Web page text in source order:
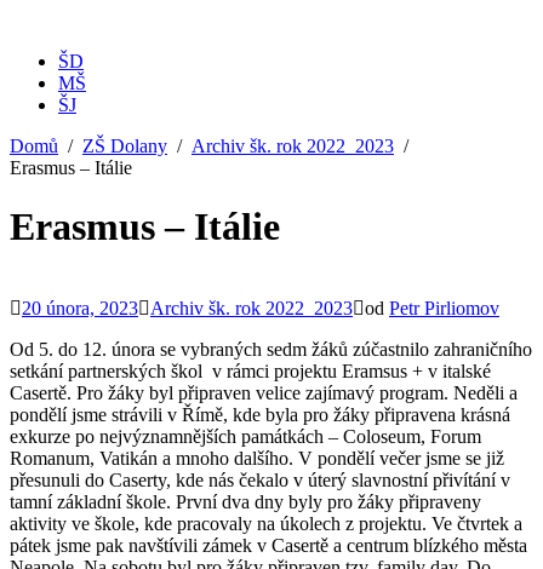
ŠD
MŠ
ŠJ
Domů
ZŠ Dolany
Archiv šk. rok 2022_2023
Erasmus – Itálie
Erasmus – Itálie
20 února, 2023 Archiv šk. rok 2022_2023 od Petr Pirliomov
Od 5. do 12. února se vybraných sedm žáků zúčastnilo zahraničního
setkání partnerských škol v rámci projektu Eramsus + v italské
Casertě. Pro žáky byl připraven velice zajímavý program. Neděli a
pondělí jsme strávili v Římě, kde byla pro žáky připravena krásná
exkurze po nejvýznamnějších památkách – Coloseum, Forum
Romanum, Vatikán a mnoho dalšího. V pondělí večer jsme se již
přesunuli do Caserty, kde nás čekalo v úterý slavnostní přivítání v
tamní základní škole. První dva dny byly pro žáky připraveny
aktivity ve škole, kde pracovaly na úkolech z projektu. Ve čtvrtek a
pátek jsme pak navštívili zámek v Casertě a centrum blízkého města